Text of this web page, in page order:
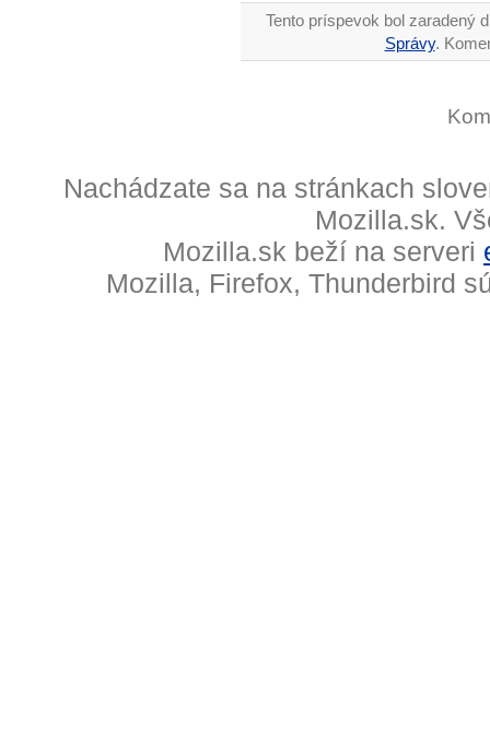
Tento príspevok bol zaradený
Správy.
Nachádzate sa na stránkach
Mozilla.sk.
Mozilla.sk beží na serveri
Mozilla, Firefox, Thunderbird